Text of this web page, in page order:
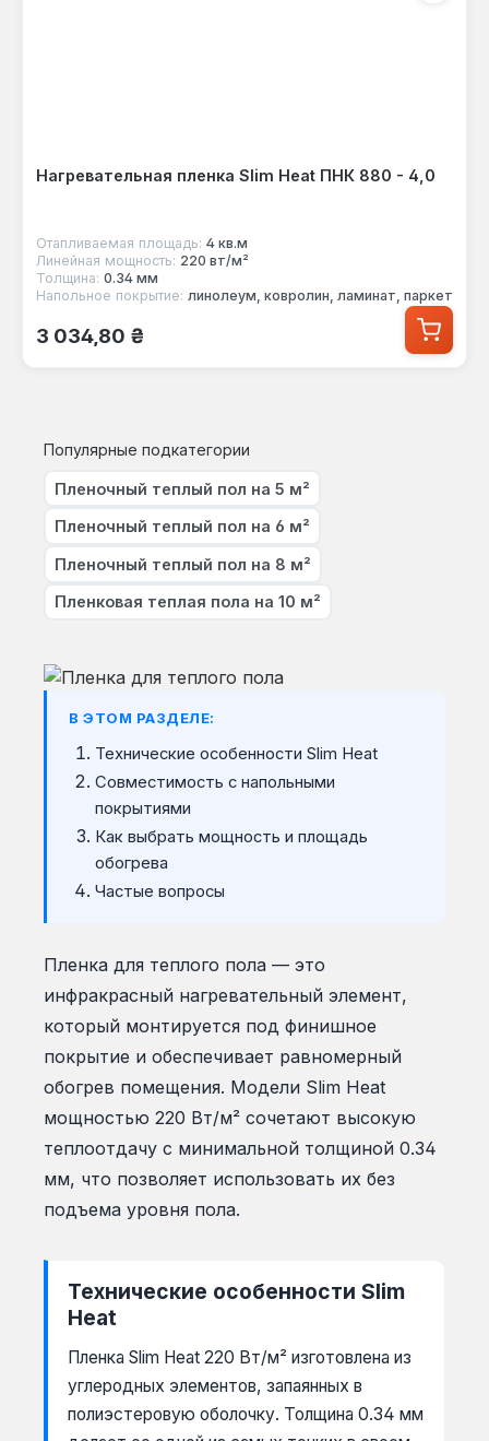
Нагревательная пленка Slim Heat ПНК 880 - 4,0
Отапливаемая площадь: 4 кв.м
Линейная мощность: 220 вт/м²
Толщина: 0.34 мм
Напольное покрытие: линолеум, ковролин, ламинат, паркет
Обычная цена:
3 034,80 ₴
Популярные подкатегории
Пленочный теплый пол на 5 м²
Пленочный теплый пол на 6 м²
Пленочный теплый пол на 8 м²
Пленковая теплая пола на 10 м²
В ЭТОМ РАЗДЕЛЕ:
Технические особенности Slim Heat
Совместимость с напольными
покрытиями
Как выбрать мощность и площадь
обогрева
Частые вопросы
Пленка для теплого пола — это
инфракрасный нагревательный элемент,
который монтируется под финишное
покрытие и обеспечивает равномерный
обогрев помещения. Модели Slim Heat
мощностью 220 Вт/м² сочетают высокую
теплоотдачу с минимальной толщиной 0.34
мм, что позволяет использовать их без
подъема уровня пола.
Технические особенности Slim
Heat
Пленка Slim Heat 220 Вт/м² изготовлена из
углеродных элементов, запаянных в
полиэстеровую оболочку. Толщина 0.34 мм